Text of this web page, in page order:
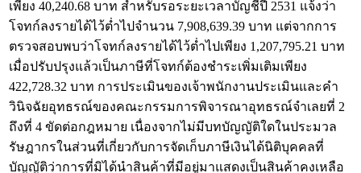
เพียง 40,240.68 บาท สำหรับรอระยะเวลาบัญชีปี 2531 แจ้งว่า
โจทก์ลงรายได้ไว้ต่ำไปจำนวน 7,908,639.39 บาท แต่จากการ
ตรวจสอบพบว่าโจทก์ลงรายได้ไว้ต่ำไปเพียง 1,207,795.21 บาท
เมื่อปรับปรุงแล้วเป็นภาษีที่โจทก์ต้องชำระเพิ่มเติมเพียง
422,728.32 บาท การประเมินของเจ้าพนักงานประเมินและคำ
วินิจฉัยอุทธรณ์ของคณะกรรมการพิจารณาอุทธรณ์จำเลยที่ 2
ถึงที่ 4 ขัดต่อกฎหมาย เนื่องจากไม่มีบทบัญญัติใดในประมวล
รัษฎากรในส่วนที่เกี่ยวกับการจัดเก็บภาษีเงินได้นิติบุคคลที่
บัญญัติว่าการที่มิได้นำสินค้าที่มีอยู่มาแสดงเป็นสินค้าคงเหลือ